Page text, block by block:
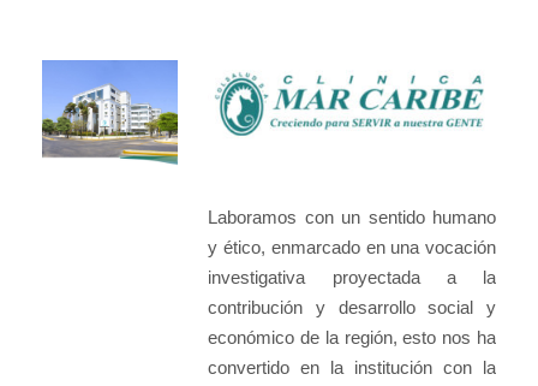
Laboramos con un sentido humano
y ético, enmarcado en una vocación
investigativa proyectada a la
contribución y desarrollo social y
económico de la región, esto nos ha
convertido en la institución con la